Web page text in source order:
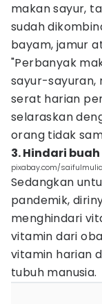
makan sayur,
sudah
bayam, jamur
"Perbanyak
sayur-sayuran,
serat harian
selaraskan
orang tidak
3. Hindari
pixabay.com/saifulmulia
Sedangkan
pandemik,
menghindari
vitamin dari
vitamin harian
tubuh manusia.